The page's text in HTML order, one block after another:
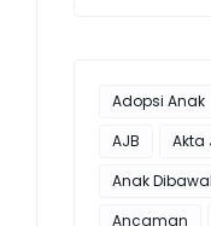
Adopsi Anak
AJB
Akta
Anak
Ancaman